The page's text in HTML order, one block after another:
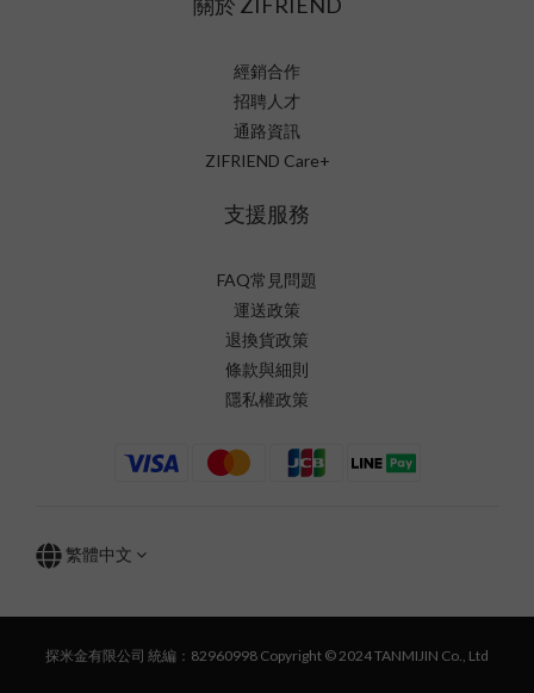
經銷合作
招聘人才
通路資訊
ZIFRIEND Care+
支援服務
FAQ常見問題
運送政策
退換貨政策
條款與細則
隱私權政策
繁體中文
探米金有限公司 統編：82960998 Copyright © 2024 TANMIJIN Co., Ltd